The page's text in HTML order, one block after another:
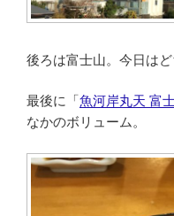
後ろは富士山。今日は
最後に「魚河岸丸天 富
なかのボリューム。